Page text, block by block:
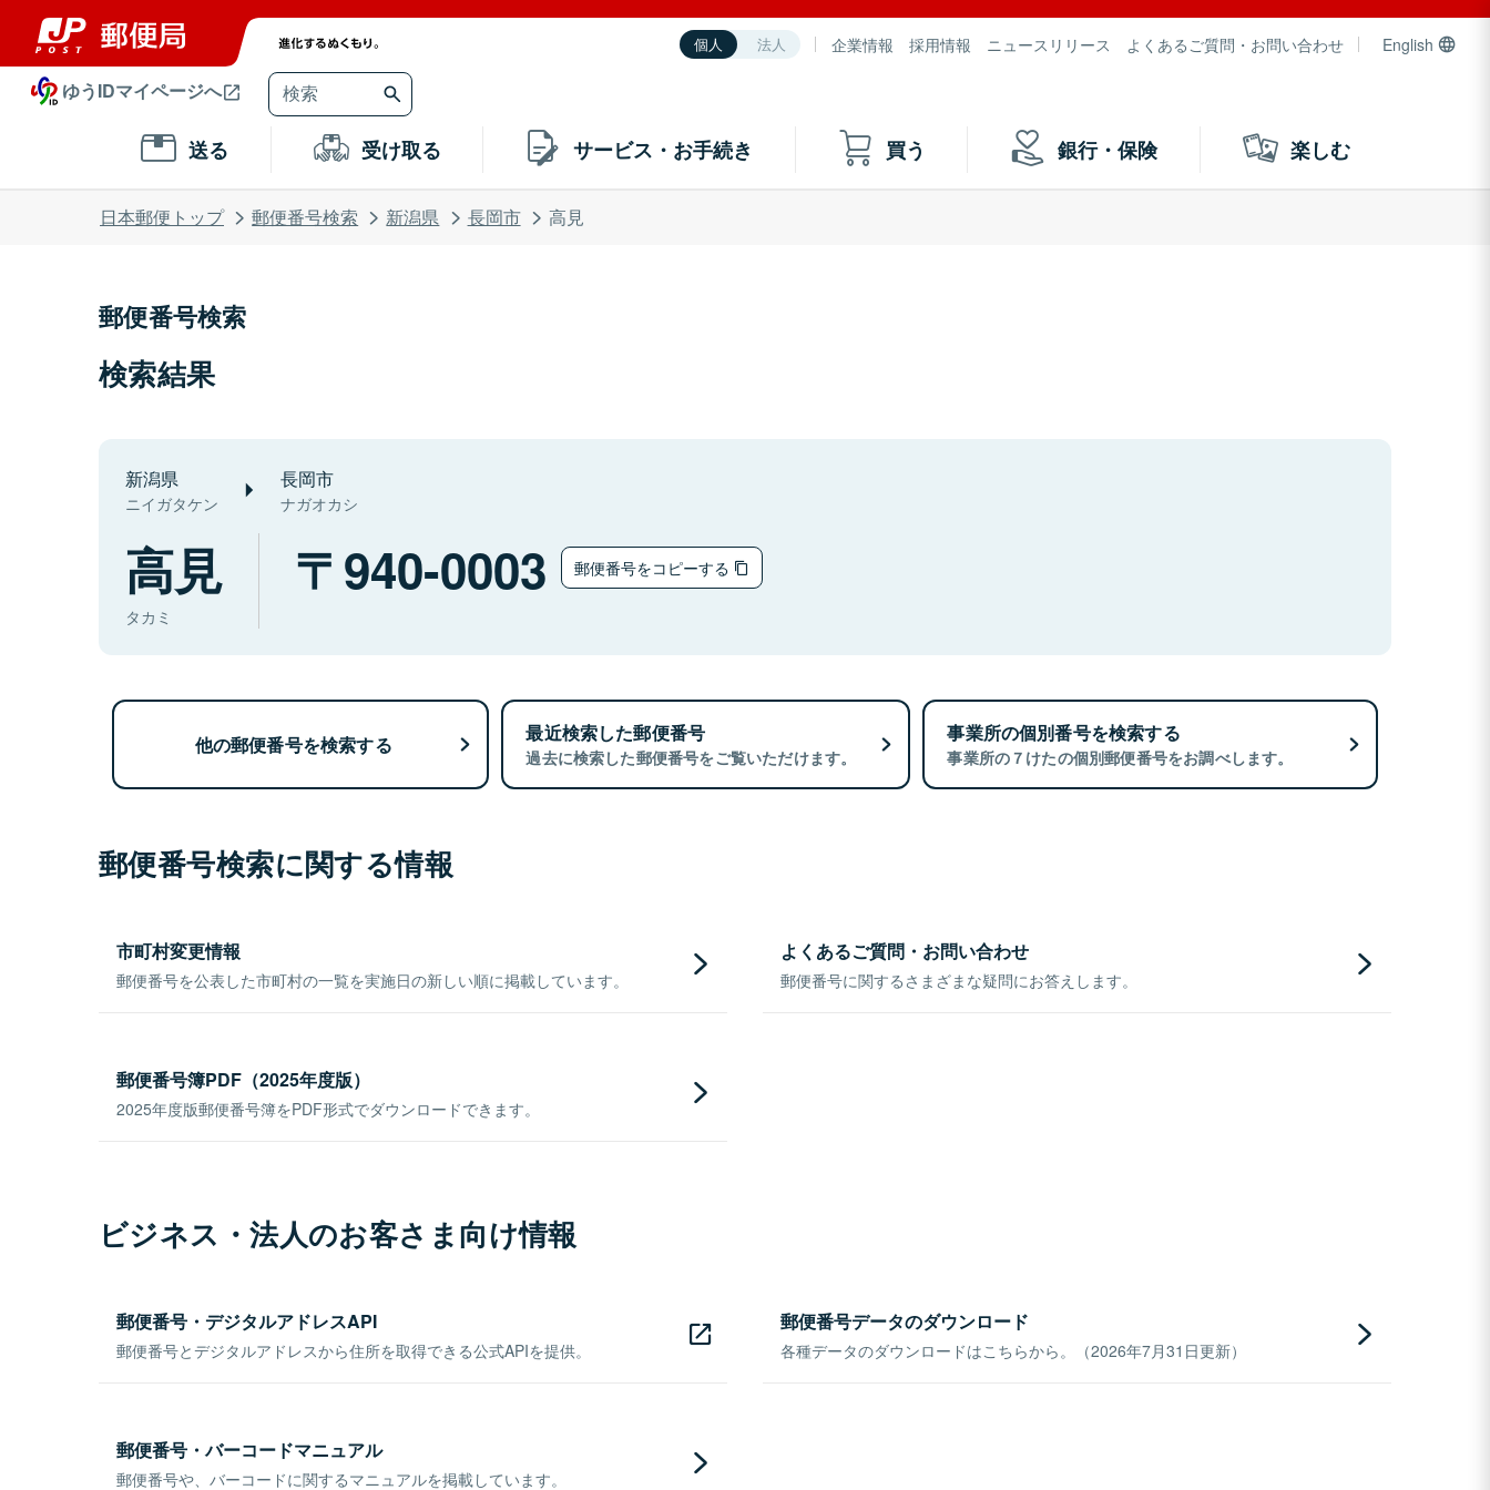
個人 法人 企業情報 採用情報 ニュースリリース よくあるご質問・お問い合わせ English
ゆうIDマイページへ
送る 受け取る サービス・お手続き 買う 銀行・保険 楽しむ
日本郵便トップ 郵便番号検索 新潟県 長岡市 高見
郵便番号検索
検索結果
新潟県
ニイガタケン
長岡市
ナガオカシ
高見
タカミ
940-0003 郵便番号をコピーする
他の郵便番号を検索する 最近検索した郵便番号
過去に検索した郵便番号をご覧いただけます。
事業所の個別番号を検索する
事業所の７けたの個別郵便番号をお調べします。
郵便番号検索に関する情報
市町村変更情報
郵便番号を公表した市町村の一覧を実施日の新しい順に掲載しています。
よくあるご質問・お問い合わせ
郵便番号に関するさまざまな疑問にお答えします。
郵便番号簿PDF（2025年度版）
2025年度版郵便番号簿をPDF形式でダウンロードできます。
ビジネス・法人のお客さま向け情報
郵便番号・デジタルアドレスAPI
郵便番号とデジタルアドレスから住所を取得できる公式APIを提供。
郵便番号データのダウンロード
各種データのダウンロードはこちらから。（2026年7月31日更新）
郵便番号・バーコードマニュアル
郵便番号や、バーコードに関するマニュアルを掲載しています。